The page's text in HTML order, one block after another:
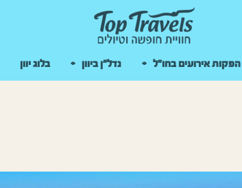
הפקות אירועים בחו"ל נדל"ן ביוון בלוג יוון